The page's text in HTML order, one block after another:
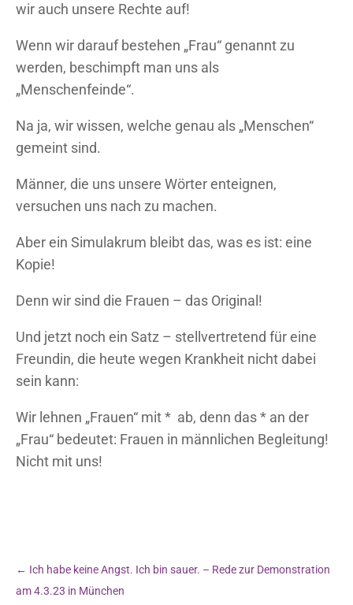
wir auch unsere Rechte auf!
Wenn wir darauf bestehen „Frau“ genannt zu
werden, beschimpft man uns als
„Menschenfeinde“.
Na ja, wir wissen, welche genau als „Menschen“
gemeint sind.
Männer, die uns unsere Wörter enteignen,
versuchen uns nach zu machen.
Aber ein Simulakrum bleibt das, was es ist: eine
Kopie!
Denn wir sind die Frauen – das Original!
Und jetzt noch ein Satz – stellvertretend für eine
Freundin, die heute wegen Krankheit nicht dabei
sein kann:
Wir lehnen „Frauen“ mit * ab, denn das * an der
„Frau“ bedeutet: Frauen in männlichen Begleitung!
Nicht mit uns!
← Ich habe keine Angst. Ich bin sauer. – Rede zur Demonstration
am 4.3.23 in München